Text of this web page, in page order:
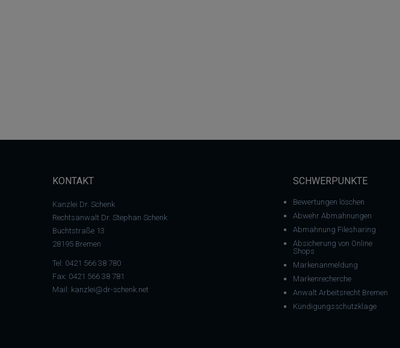
KONTAKT
Kanzlei Dr. Schenk
Rechtsanwalt Dr. Stephan Schenk
Buchtstraße 13
28195 Bremen
Tel: 0421 566 38 780
Fax: 0421 566 38 781
Mail: kanzlei@dr-schenk.net
SCHWERPUNKTE
Bewertungen löschen
Abwehr Abmahnungen
Abmahnung Filesharing
Absicherung von Online
Shops
Markenanmeldung
Markenrecherche
Anwalt Arbeitsrecht Bremen
Kündigungsschutzklage